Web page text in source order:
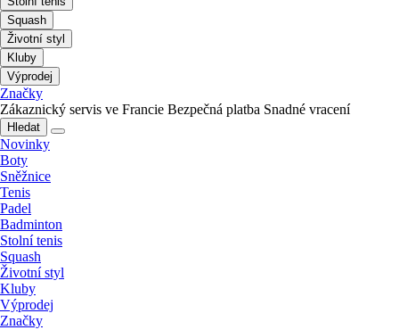
Squash
Životní styl
Kluby
Výprodej
Značky
Zákaznický servis ve Francie Bezpečná platba Snadné vracení
Hledat
Novinky
Boty
Sněžnice
Tenis
Padel
Badminton
Stolní tenis
Squash
Životní styl
Kluby
Výprodej
Značky